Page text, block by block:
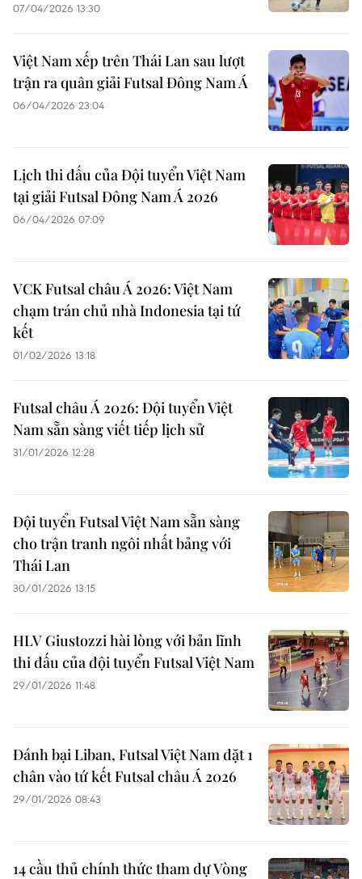
07/04/2026 13:30
Việt Nam xếp trên Thái Lan sau lượt
trận ra quân giải Futsal Đông Nam Á
06/04/2026 23:04
Lịch thi đấu của Đội tuyển Việt Nam
tại giải Futsal Đông Nam Á 2026
06/04/2026 07:09
VCK Futsal châu Á 2026: Việt Nam
chạm trán chủ nhà Indonesia tại tứ
kết
01/02/2026 13:18
Futsal châu Á 2026: Đội tuyển Việt
Nam sẵn sàng viết tiếp lịch sử
31/01/2026 12:28
Đội tuyển Futsal Việt Nam sẵn sàng
cho trận tranh ngôi nhất bảng với
Thái Lan
30/01/2026 13:15
HLV Giustozzi hài lòng với bản lĩnh
thi đấu của đội tuyển Futsal Việt Nam
29/01/2026 11:48
Đánh bại Liban, Futsal Việt Nam đặt 1
chân vào tứ kết Futsal châu Á 2026
29/01/2026 08:43
14 cầu thủ chính thức tham dự Vòng